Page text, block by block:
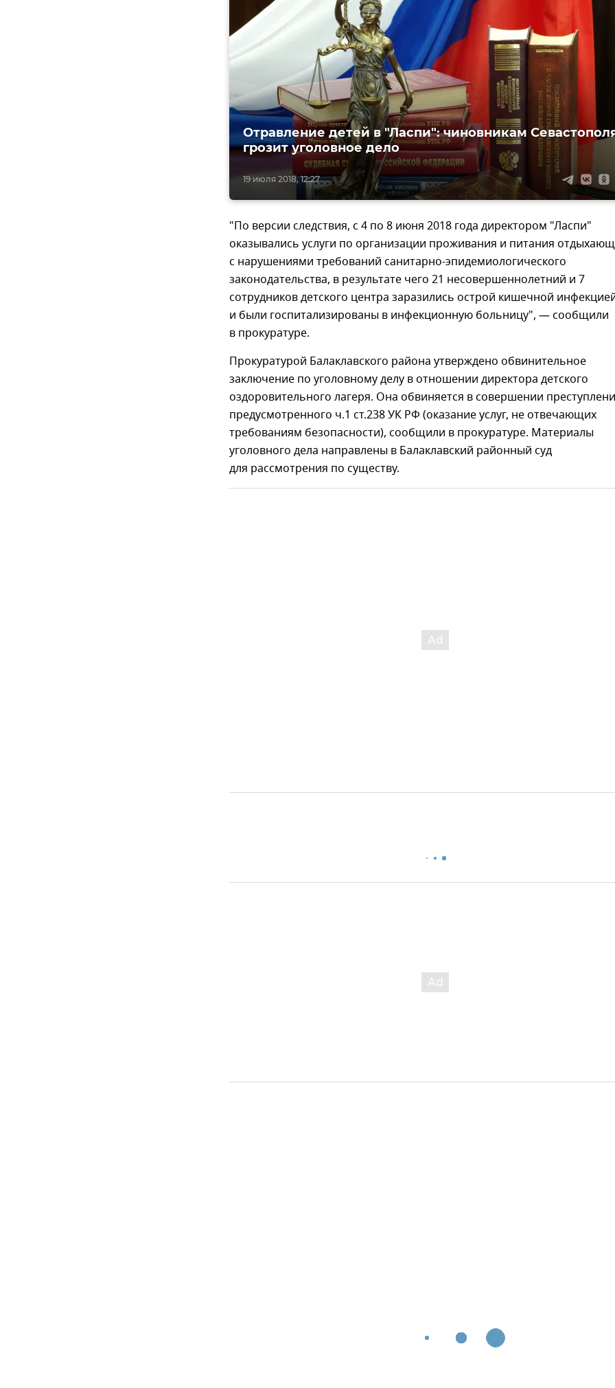
19 июля 2018, 12:27
Отравление детей в "Ласпи": чиновникам
грозит уголовное дело
"По версии следствия, с 4 по 8 июня 2018 года директором "Ласпи"
оказывались услуги по организации проживания и питания
с нарушениями требований санитарно-эпидемиологического
законодательства, в результате чего 21 несовершеннолетний и 7
сотрудников детского центра заразились острой кишечной
и были госпитализированы в инфекционную больницу", — сообщили
в прокуратуре.
Прокуратурой Балаклавского района утверждено обвинительное
заключение по уголовному делу в отношении директора детского
оздоровительного лагеря. Она обвиняется в совершении
предусмотренного ч.1 ст.238 УК РФ (оказание услуг, не отвечающих
требованиям безопасности), сообщили в прокуратуре. Материалы
уголовного дела направлены в Балаклавский районный суд
для рассмотрения по существу.